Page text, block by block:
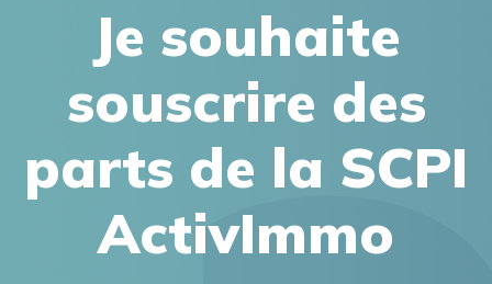
Je souhaite
souscrire des
parts de la SCPI
ActivImmo